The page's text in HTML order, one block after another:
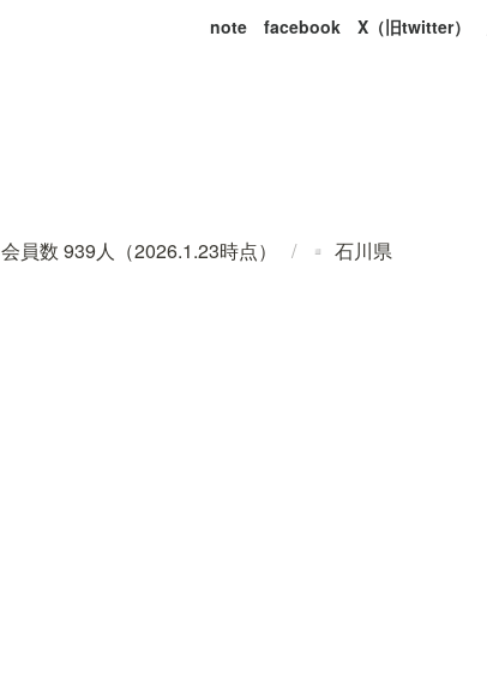
note facebook X（旧twitter）
会員数 939人（2026.1.23時点） / ▫️ 石川県